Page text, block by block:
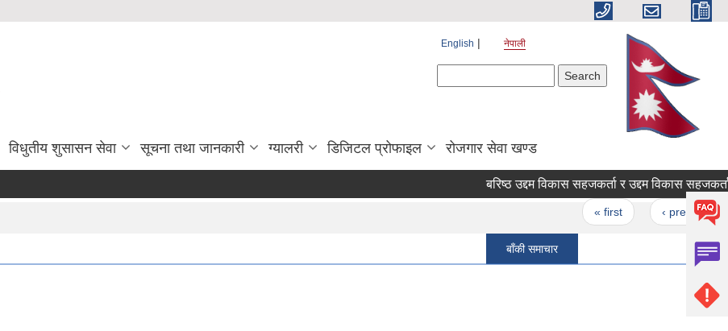
English नेपाली
विधुतीय शुसासन सेवा सूचना तथा जानकारी ग्यालरी डिजिटल प्रोफाइल रोजगार सेवा खण्ड
बरिष्ठ उद्दम विकास सहजकर्ता र उद्दम विकास सहजकर्ता
« first ‹ previous
बाँकी समाचार